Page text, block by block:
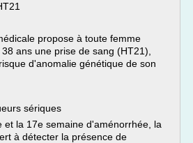
propose à toute femme
ans une prise de sang (HT21),
d'anomalie génétique de son
sériques
et la 17e semaine d'aménorrhée, la
à détecter la présence de